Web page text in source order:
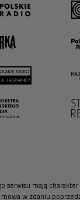
mają
w zdaniu